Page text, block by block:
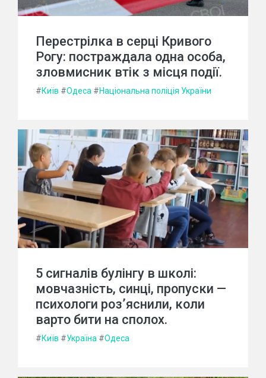
Перестрілка в серці Кривого
Рогу: постраждала одна особа,
зловмисник втік з місця події.
#Київ #Одеса #Національна поліція України
5 сигналів булінгу в школі:
мовчазність, синці, пропуски —
психологи роз’яснили, коли
варто бити на сполох.
#Київ #Україна #Одеса